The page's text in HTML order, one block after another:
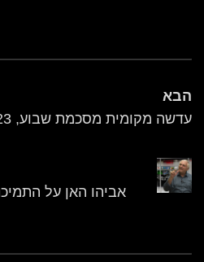
הבא
עדשה מקומית מסכמת שבוע, 13.10.23
אביהו האן על